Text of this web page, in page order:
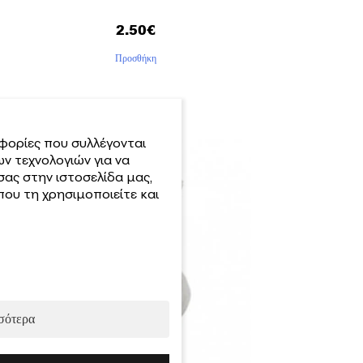
2.50€
Προσθήκη
που συλλέγονται
τεχνολογιών για να
στην ιστοσελίδα μας,
τη χρησιμοποιείτε και